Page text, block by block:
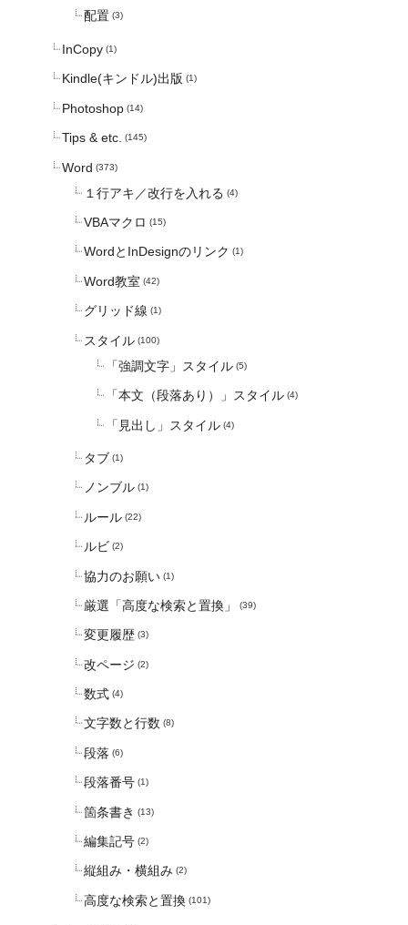
配置 (3)
InCopy (1)
Kindle(キンドル)出版 (1)
Photoshop (14)
Tips & etc. (145)
Word (373)
１行アキ／改行を入れる (4)
VBAマクロ (15)
WordとInDesignのリンク (1)
Word教室 (42)
グリッド線 (1)
スタイル (100)
「強調文字」スタイル (5)
「本文（段落あり）」スタイル (4)
「見出し」スタイル (4)
タブ (1)
ノンブル (1)
ルール (22)
ルビ (2)
協力のお願い (1)
厳選「高度な検索と置換」 (39)
変更履歴 (3)
改ページ (2)
数式 (4)
文字数と行数 (8)
段落 (6)
段落番号 (1)
箇条書き (13)
編集記号 (2)
縦組み・横組み (2)
高度な検索と置換 (101)